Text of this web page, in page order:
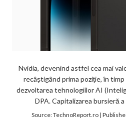
Nvidia, devenind astfel cea mai
recâștigând prima poziție, în
dezvoltarea tehnologiilor AI
DPA. Capitalizarea bursieră a
Source:TechnoReport.ro|